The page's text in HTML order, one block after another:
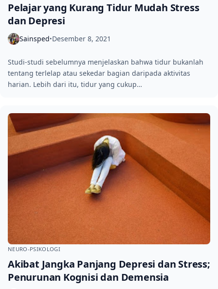
Pelajar yang Kurang Tidur Mudah Stress
dan Depresi
Sainsped•Desember 8, 2021
Studi-studi sebelumnya menjelaskan bahwa tidur bukanlah
tentang terlelap atau sekedar bagian daripada aktivitas
harian. Lebih dari itu, tidur yang cukup…
NEURO-PSIKOLOGI
Akibat Jangka Panjang Depresi dan Stress;
Penurunan Kognisi dan Demensia